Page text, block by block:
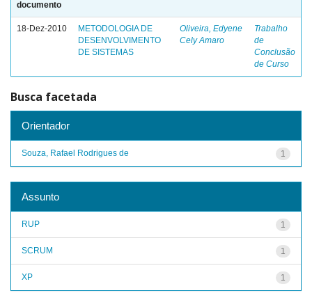
documento
18-Dez-2010
METODOLOGIA DE
DESENVOLVIMENTO
DE SISTEMAS
Oliveira, Edyene
Cely Amaro
Trabalho
de
Conclusão
de Curso
Busca facetada
Orientador
1
Souza, Rafael Rodrigues de
Assunto
1
RUP
1
SCRUM
1
XP